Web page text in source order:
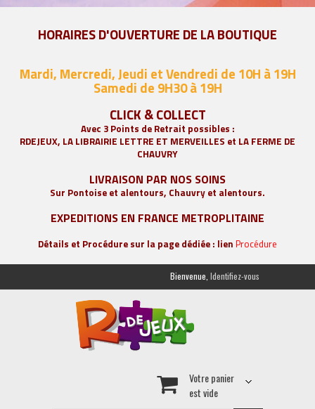
HORAIRES D'OUVERTURE DE LA BOUTIQUE
Mardi, Mercredi, Jeudi et Vendredi de 10H à 19H
Samedi de 9H30 à 19H
CLICK & COLLECT
Avec 3 Points de Retrait possibles :
RDEJEUX, LA LIBRAIRIE LETTRE ET MERVEILLES et LA FERME DE
CHAUVRY
LIVRAISON PAR NOS SOINS
Sur Pontoise et alentours, Chauvry et alentours.
EXPEDITIONS EN FRANCE METROPLITAINE
Détails et Procédure sur la page dédiée : lien Procédure
Bienvenue, Identifiez-vous
Votre panier
est vide